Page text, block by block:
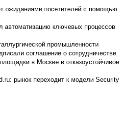
ожиданиями посетителей с помощью
автоматизацию ключевых процессов
промышленности
соглашение о сотрудничестве
в Москве в отказоустойчивое
рынок переходит к модели Security